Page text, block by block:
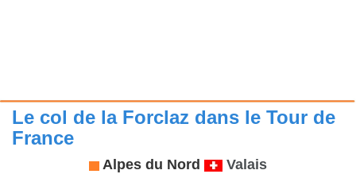
Le col de la Forclaz dans le Tour de
France
Alpes du Nord Valais